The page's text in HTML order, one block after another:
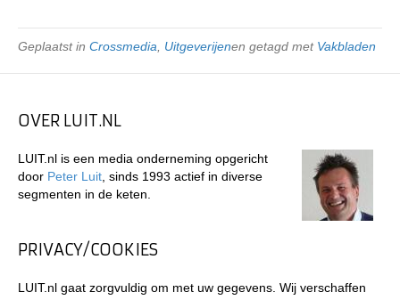
Geplaatst in Crossmedia Uitgeverijenen getagd met Vakbladen
OVER LUIT.NL
LUIT.nl is een media onderneming opgericht
door Peter Luit , sinds 1993 actief in diverse
segmenten in de keten.
PRIVACY/COOKIES
LUIT.nl gaat zorgvuldig om met uw gegevens. Wij verschaffen